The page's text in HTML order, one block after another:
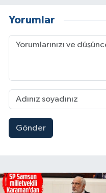
Yorumlar
Gönder